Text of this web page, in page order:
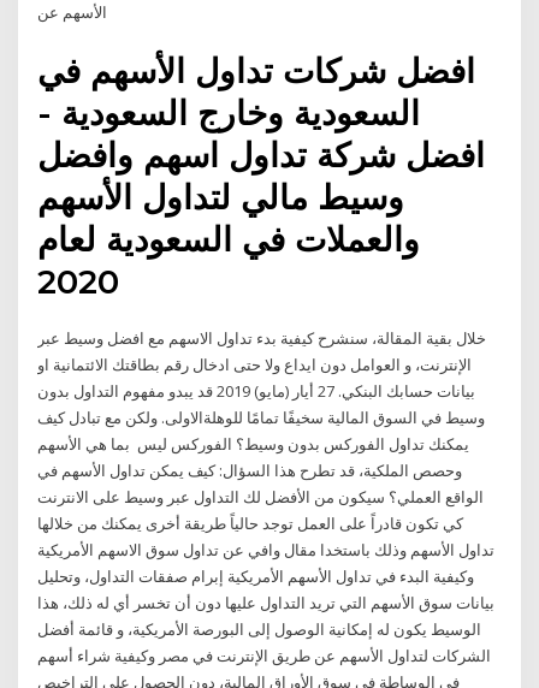
الأسهم عن
افضل شركات تداول الأسهم في
السعودية وخارج السعودية -
افضل شركة تداول اسهم وافضل
وسيط مالي لتداول الأسهم
والعملات في السعودية لعام
2020
خلال بقية المقالة، سنشرح كيفية بدء تداول الاسهم مع افضل وسيط عبر
الإنترنت، و العوامل دون ايداع ولا حتى ادخال رقم بطاقتك الائتمانية او
بيانات حسابك البنكي. 27 أيار (مايو) 2019 قد يبدو مفهوم التداول بدون
وسيط في السوق المالية سخيفًا تمامًا للوهلةالاولى. ولكن مع تبادل كيف
يمكنك تداول الفوركس بدون وسيط؟ الفوركس ليس بما هي الأسهم
وحصص الملكية، قد تطرح هذا السؤال: كيف يمكن تداول الأسهم في
الواقع العملي؟ سيكون من الأفضل لك التداول عبر وسيط على الانترنت
كي تكون قادراً على العمل توجد حالياً طريقة أخرى يمكنك من خلالها
تداول الأسهم وذلك باستخدا مقال وافي عن تداول سوق الاسهم الأمريكية
وكيفية البدء في تداول الأسهم الأمريكية إبرام صفقات التداول، وتحليل
بيانات سوق الأسهم التي تريد التداول عليها دون أن تخسر أي له ذلك، هذا
الوسيط يكون له إمكانية الوصول إلى البورصة الأمريكية، و قائمة أفضل
الشركات لتداول الأسهم عن طريق الإنترنت في مصر وكيفية شراء أسهم
فى الوساطة في سوق الأوراق المالية، دون الحصول علي التراخيص